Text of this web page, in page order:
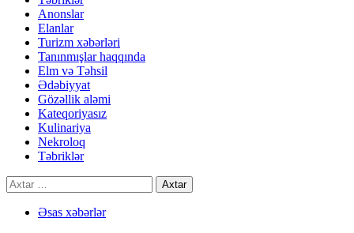
Anonslar
Elanlar
Turizm xəbərləri
Tanınmışlar haqqında
Elm və Təhsil
Ədəbiyyat
Gözəllik aləmi
Kateqoriyasız
Kulinariya
Nekroloq
Təbriklər
Axtarış:
Əsas xəbərlər